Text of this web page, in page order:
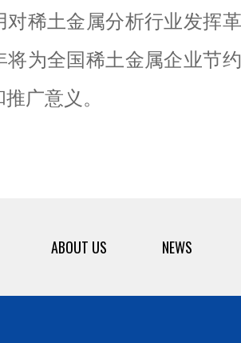
对稀土金属分析行业发挥
将为全国稀土金属企业节
广意义。
ABOUT US NEWS